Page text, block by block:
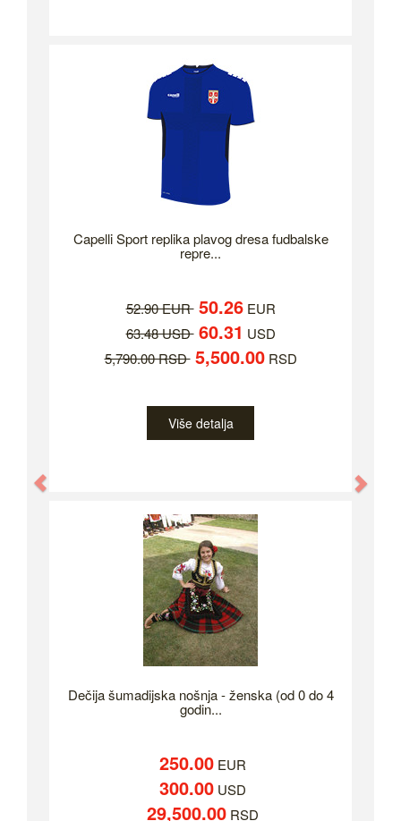
Capelli Sport replika plavog dresa fudbalske
repre...
52.90 EUR 50.26EUR
63.48 USD 60.31 USD
5,790.00 RSD 5,500.00RSD
Više detalja
Dečija šumadijska nošnja - ženska (od 0 do 4
godin...
250.00 EUR
300.00 USD
29,500.00 RSD